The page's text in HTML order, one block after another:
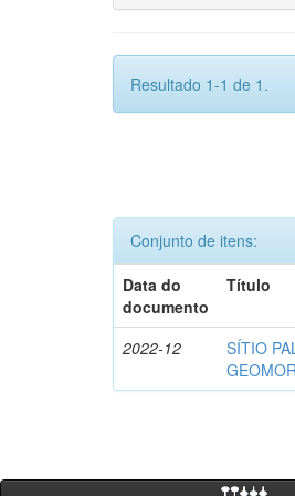
Resultado 1-1 de 1.
Conjunto de itens:
Data do
documento
Título
2022-12
SÍTIO